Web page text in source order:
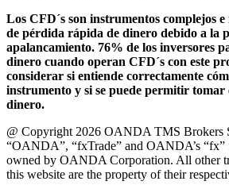
Los CFD´s son instrumentos complejos
de pérdida rápida de dinero debido a la
apalancamiento. 76% de los inversores
dinero cuando operan CFD´s con este
considerar si entiende correctamente
instrumento y si se puede permitir tomar
dinero.
@ Copyright 2026 OANDA TMS Brokers
“OANDA”, “fxTrade” and OANDA’s “fx”
owned by OANDA Corporation. All other
this website are the property of their